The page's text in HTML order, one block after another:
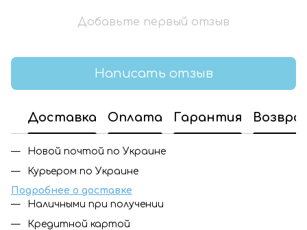
Добавьте первый отзыв
Написать отзыв
Доставка Оплата Гарантия
Новой почтой по Украине
Курьером по Украине
Подробнее о доставке
Наличными при получении
Кредитной картой